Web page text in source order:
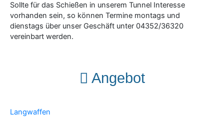
Sollte für das Schießen in unserem Tunnel Interesse
vorhanden sein, so können Termine montags und
dienstags über unser Geschäft unter 04352/36320
vereinbart werden.
Angebot
Langwaffen